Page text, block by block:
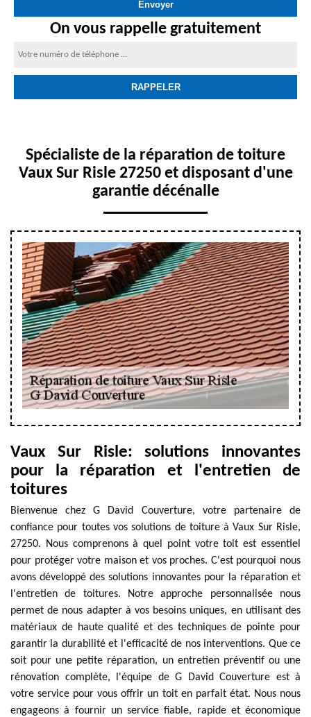
On vous rappelle gratuitement
Spécialiste de la réparation de toiture
Vaux Sur Risle 27250 et disposant d'une
garantie décénalle
Vaux Sur Risle: solutions innovantes
pour la réparation et l'entretien de
toitures
Bienvenue chez G David Couverture, votre partenaire de
confiance pour toutes vos solutions de toiture à Vaux Sur Risle,
27250. Nous comprenons à quel point votre toit est essentiel
pour protéger votre maison et vos proches. C'est pourquoi nous
avons développé des solutions innovantes pour la réparation et
l'entretien de toitures. Notre approche personnalisée nous
permet de nous adapter à vos besoins uniques, en utilisant des
matériaux de haute qualité et des techniques de pointe pour
garantir la durabilité et l'efficacité de nos interventions. Que ce
soit pour une petite réparation, un entretien préventif ou une
rénovation complète, l'équipe de G David Couverture est à
votre service pour vous offrir un toit en parfait état. Nous nous
engageons à fournir un service fiable, rapide et économique